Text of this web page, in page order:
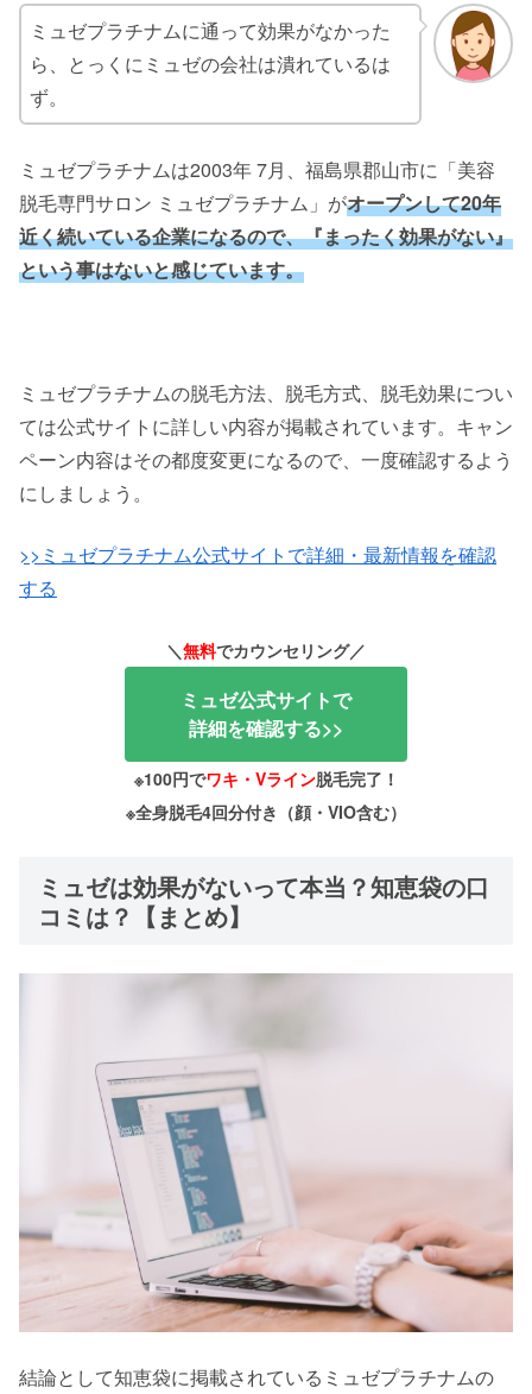
ミュゼプラチナムに通って効果がなかった
ら、とっくにミュゼの会社は潰れているは
ず。
ミュゼプラチナムは2003年 7月、福島県郡山市に「美容
脱毛専門サロン ミュゼプラチナム」がオープンして20年
近く続いている企業になるので、『まったく効果がない』
という事はないと感じています。
ミュゼプラチナムの脱毛方法、脱毛方式、脱毛効果につい
ては公式サイトに詳しい内容が掲載されています。キャン
ペーン内容はその都度変更になるので、一度確認するよう
にしましょう。
>>ミュゼプラチナム公式サイトで詳細・最新情報を確認
する
＼無料でカウンセリング／
ミュゼ公式サイトで
詳細を確認する>>
※100円でワキ・Vライン脱毛完了！
※全身脱毛4回分付き（顔・VIO含む）
ミュゼは効果がないって本当？知恵袋の口
コミは？【まとめ】
結論として知恵袋に掲載されているミュゼプラチナムの